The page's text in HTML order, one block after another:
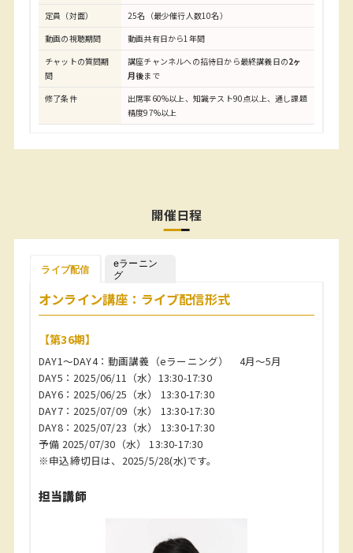
定員（対面）
25名（最少催行人数10名）
動画の視聴期間
動画共有日から1年間
チャットの質問期
間
講座チャンネルへの招待日から最終講義日の2ヶ
月後まで
修了条件
出席率60%以上、知識テスト90点以上、通し課題
精度97%以上
開催日程
ライブ配信
eラーニン
グ
オンライン講座：ライブ配信形式
【第36期】
DAY1～DAY4：動画講義（eラーニング） 4月～5月
DAY5：2025/06/11（水）13:30-17:30
DAY6：2025/06/25（水） 13:30-17:30
DAY7：2025/07/09（水） 13:30-17:30
DAY8：2025/07/23（水） 13:30-17:30
予備 2025/07/30（水） 13:30-17:30
※申込締切日は、2025/5/28(水)です。
担当講師